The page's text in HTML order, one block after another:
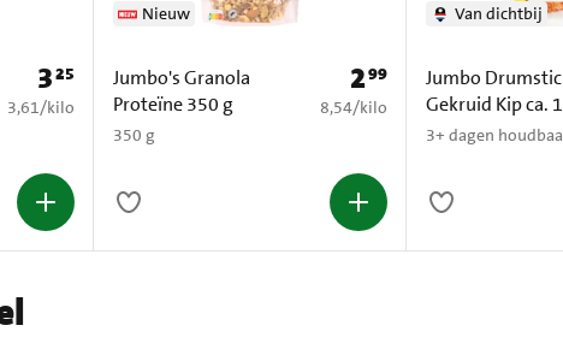
Prijs: € 3,25
325
€ 3,61 per kilo
3,61/kilo
Jumbo's Granola
Proteïne 350 g
350 g
Nieuw
Prijs: € 2,99
299
€ 8,54 per kilo
8,54/kilo
Jumbo
Gekruid Kip ca.
3+ dagen
Van dichtbij